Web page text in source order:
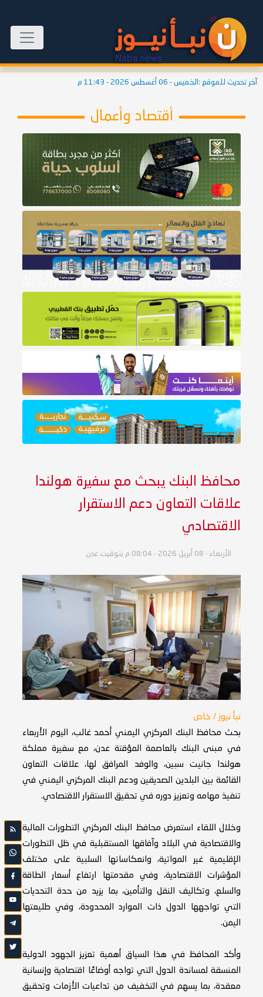
آخر تحديث للموقع : الخميس - 06 أغسطس 2026 - 11:43 م
أقتصاد وأعمال
محافظ البنك يبحث مع سفيرة هولندا
علاقات التعاون دعم الاستقرار
الاقتصادي
الأربعاء - 08 أبريل 2026 - 08:04 م بتوقيت عدن
نبأ نيوز / خاص
بحث محافظ البنك المركزي اليمني أحمد غالب، اليوم الأربعاء
في مبنى البنك بالعاصمة المؤقتة عدن، مع سفيرة مملكة
هولندا جانيت سبين، والوفد المرافق لها، علاقات التعاون
القائمة بين البلدين الصديقين ودعم البنك المركزي اليمني في
تنفيذ مهامه وتعزيز دوره في تحقيق الاستقرار الاقتصادي.
وخلال اللقاء استعرض محافظ البنك المركزي التطورات المالية
والاقتصادية في البلاد وآفاقها المستقبلية في ظل التطورات
الإقليمية غير المواتية، وانعكاساتها السلبية على مختلف
المؤشرات الاقتصادية، وفي مقدمتها ارتفاع أسعار الطاقة
والسلع، وتكاليف النقل والتأمين، بما يزيد من حدة التحديات
التي تواجهها الدول ذات الموارد المحدودة، وفي طليعتها
اليمن.
وأكد المحافظ في هذا السياق أهمية تعزيز الجهود الدولية
المنسقة لمساندة الدول التي تواجه أوضاعًا اقتصادية وإنسانية
معقدة، بما يسهم في التخفيف من تداعيات الأزمات وتحقيق